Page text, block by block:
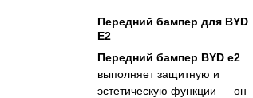
Передний бампер для BYD
E2
Передний бампер BYD e2
выполняет защитную и
эстетическую функции — он